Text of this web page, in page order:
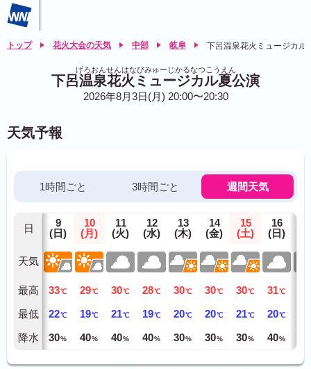
トップ 花火大会の天気 中部 岐阜 下呂温泉花火ミュージカル
げろおんせんはなびみゅーじかるなつこうえん
下呂温泉花火ミュージカル夏公演
2026年8月3日(月) 20:00〜20:30
天気予報
1時間ごと 3時間ごと 週間天気
日
天気
最高
最低
降水
9
(日)
33℃
22℃
30%
10
(月)
29℃
19℃
40%
11
(火)
30℃
21℃
40%
12
(水)
28℃
19℃
40%
13
(木)
30℃
20℃
30%
14
(金)
30℃
20℃
30%
15
(土)
30℃
21℃
30%
16
(日)
31℃
20℃
40%